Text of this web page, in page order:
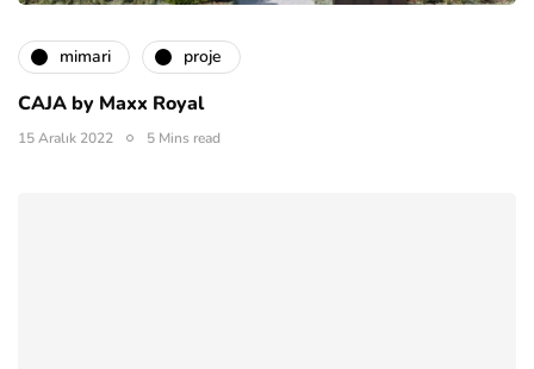
mimari proje
CAJA by Maxx Royal
15 Aralık 2022 5 Mins read